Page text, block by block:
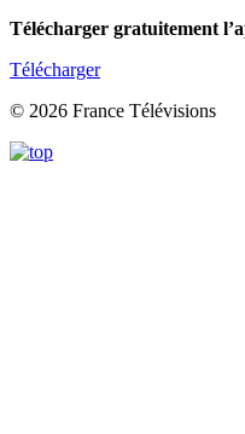
Télécharger gratuitement
Télécharger
© 2026 France Télévisions